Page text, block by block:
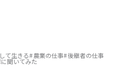
て生きる 農業の仕事 後継者の仕事
聞いてみた